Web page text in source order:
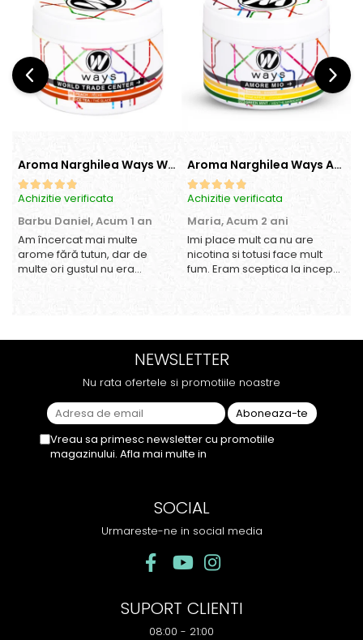
Aroma Narghilea Ways World Trade Center - Piersica cu Ice Tea, 200gr
Achizitie verificata
Barbu Daniel,Acum 1 an
Am încercat mai multe
arome fără tutun, dar de
multe ori gustul nu era
sesiunii. Chiar dacă nu
conține tutun, senzația este la
Aroma Narghilea Ways Amore - Banana, Ananas si Menta, 200gr
Achizitie verificata
Maria,Acum 2 ani
Imi place mult ca nu are
nicotina si totusi face mult
fum. Eram sceptica la inceput,
camera de tutun sau tigara.
NEWSLETTER
Nu rata ofertele si promotiile noastre
Vreau sa primesc newsletter cu promotiile
magazinului. Afla mai multe in
SOCIAL
Urmareste-ne in social media
SUPORT CLIENTI
08:00 - 21:00